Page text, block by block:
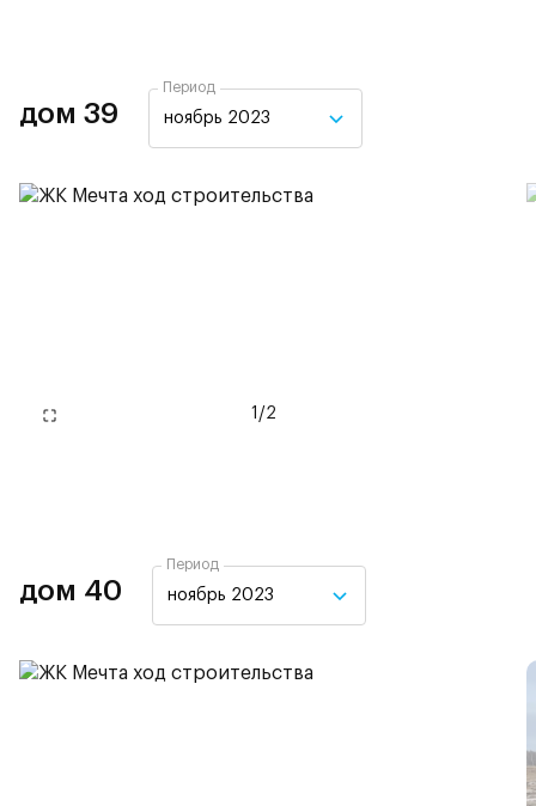
дом 39
Период
ноябрь 2023
1 /2
дом 40
Период
ноябрь 2023